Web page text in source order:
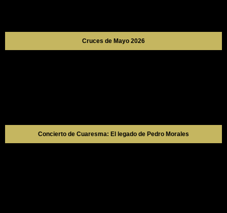
Cruces de Mayo 2026
Concierto de Cuaresma: El legado de Pedro Morales